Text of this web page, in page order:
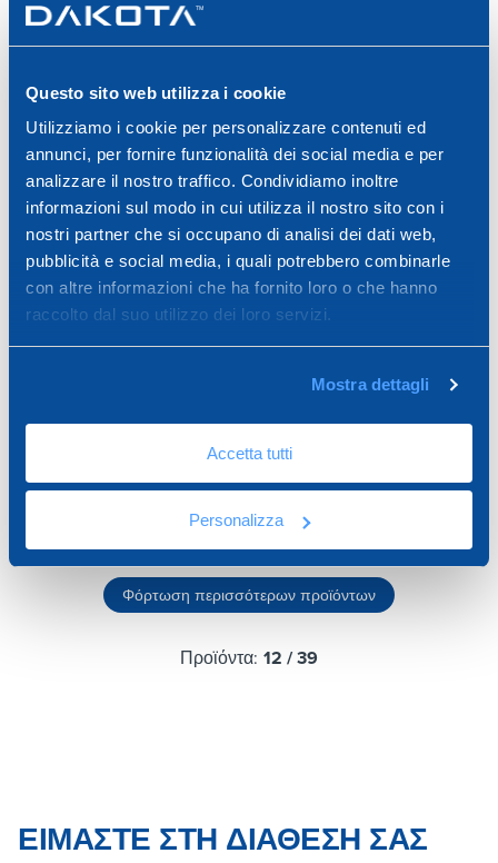
Questo sito web utilizza i cookie
Utilizziamo i cookie per personalizzare contenuti ed
annunci, per fornire funzionalità dei social media e per
analizzare il nostro traffico. Condividiamo inoltre
informazioni sul modo in cui utilizza il nostro sito con i
nostri partner che si occupano di analisi dei dati web,
pubblicità e social media, i quali potrebbero combinarle
con altre informazioni che ha fornito loro o che hanno
raccolto dal suo utilizzo dei loro servizi.
Mostra dettagli
Accetta tutti
Personalizza
Σύριγγα στόκου
Αντλία για γωνιακές
συνδέσεις γυψοσανίδων
Φόρτωση περισσότερων προϊόντων
Προϊόντα: 12 /39
ΕΊΜΑΣΤΕ ΣΤΗ ΔΙΆΘΕΣΉ ΣΑΣ